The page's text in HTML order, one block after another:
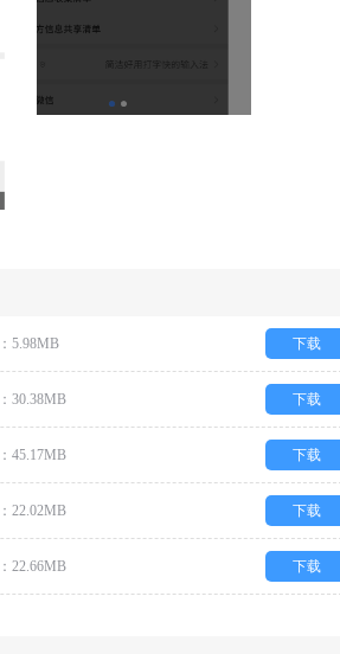
5.98MB 下载
30.38MB 下载
45.17MB 下载
22.02MB 下载
22.66MB 下载